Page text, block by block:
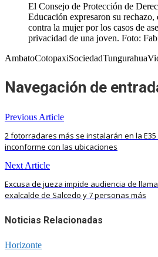
El Consejo de Protección de
Educación expresaron su
contra la mujer por los casos de
privacidad de una joven. Foto:
Navegación de
Previous Article
2 fotorradares más se instalarán en la
inconforme con las ubicaciones
Next Article
Excusa de jueza impide audiencia de
exalcalde de Salcedo y 7 personas más
Noticias Relacionadas
Horizonte